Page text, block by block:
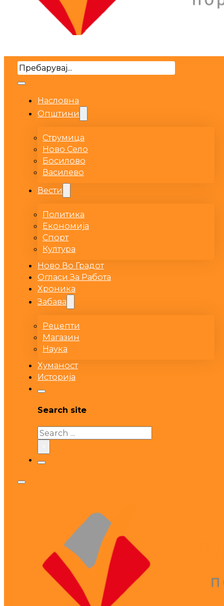
Search
Насловна
Општини
Струмица
Ново Село
Босилово
Василево
Вести
Политика
Економија
Спорт
Култура
Ново Во Градот
Огласи За Работа
Хроника
Забава
Рецепти
Магазин
Наука
Хуманост
Историја
Search site
Search